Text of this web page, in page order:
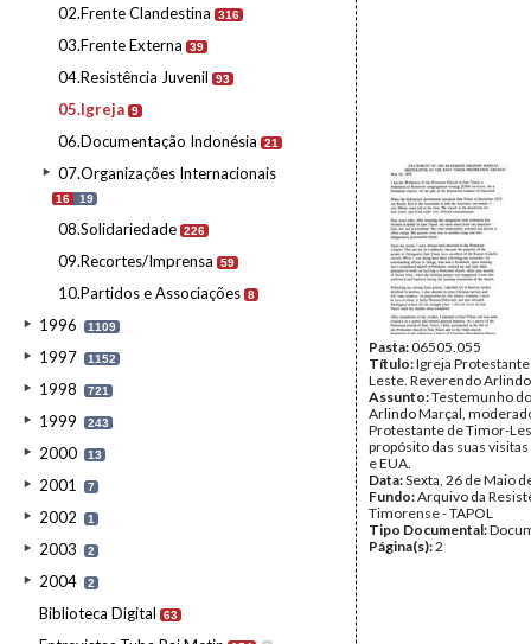
02.Frente Clandestina 316
03.Frente Externa 39
04.Resistência Juvenil 93
05.Igreja 9
06.Documentação Indonésia 21
07.Organizações Internacionais
16 19
08.Solidariedade 226
09.Recortes/Imprensa 59
10.Partidos e Associações 8
1996 1109
1997 1152
1998 721
1999 243
2000 13
2001 7
2002 1
2003 2
2004 2
Biblioteca Digital 63
Pasta:06505.055
Título:Igreja
Leste. Reverendo
Assunto:Testemunho
Arlindo Marçal,
Protestante de Timor-
propósito das suas visitas
e EUA.
Data:Sexta, 26 de Maio
Fundo:Arquivo da
Timorense - TAPOL
Tipo Documental:
Página(s):2